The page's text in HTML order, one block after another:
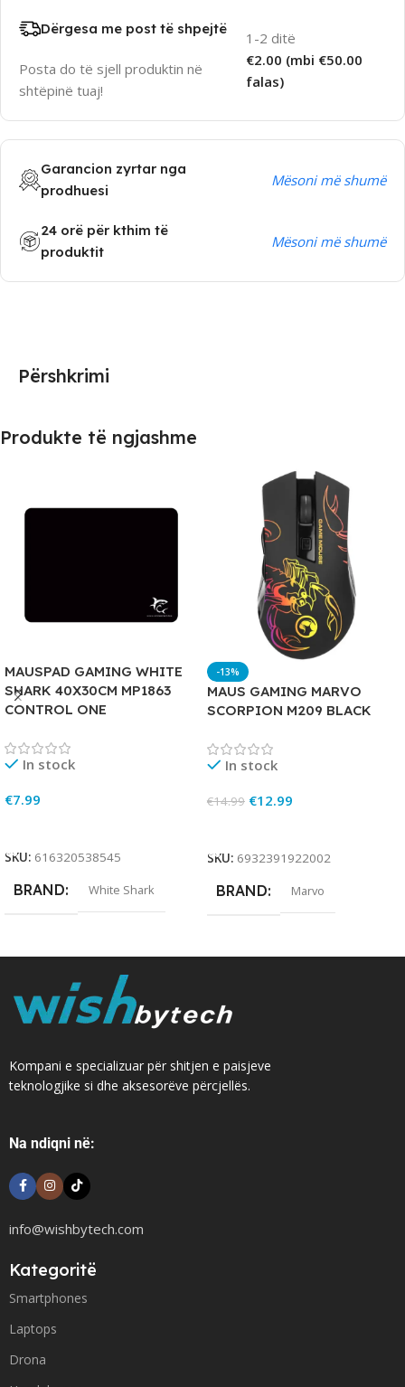
Dërgesa me post të shpejtë
Posta do të sjell produktin në
shtëpinë tuaj!
1-2 ditë
€2.00 (mbi €50.00
falas)
Garancion zyrtar nga
prodhuesi
Mësoni më shumë
24 orë për kthim të
produktit
Mësoni më shumë
Përshkrimi
Produkte të ngjashme
MAUSPAD GAMING WHITE
SHARK 40X30CM MP1863
CONTROL ONE
In stock
€7.99
SKU: 616320538545
BRAND White Shark
-13%
MAUS GAMING MARVO
SCORPION M209 BLACK
In stock
€14.99 €12.99
SKU: 6932391922002
BRAND Marvo
Kompani e specializuar për shitjen e paisjeve
teknologjike si dhe aksesorëve përcjellës.
Na ndiqni në:
info@wishbytech.com
Kategoritë
Smartphones
Laptops
Drona